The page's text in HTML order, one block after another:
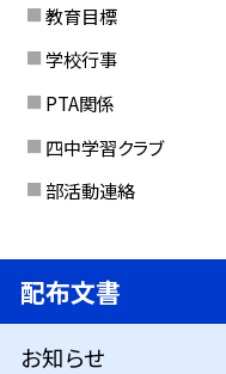
教育目標
学校行事
PTA関係
四中学習クラブ
部活動連絡
配布文書
お知らせ